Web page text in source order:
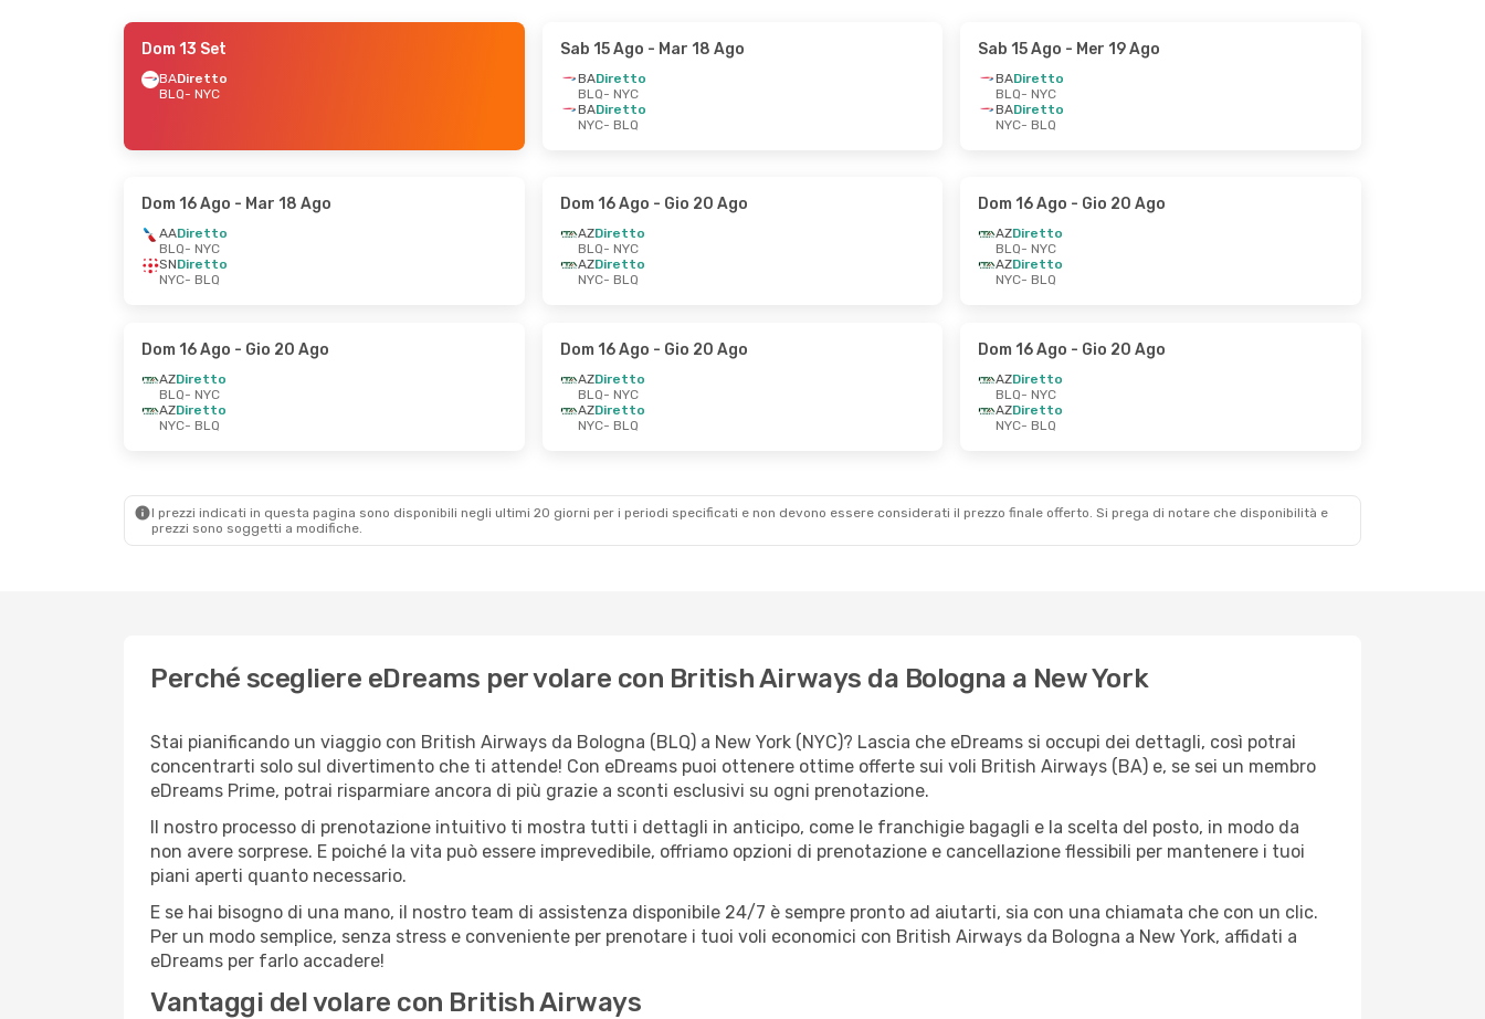
Dom 13 Set
BADiretto
BLQ- NYC
Sab 15 Ago - Mar 18 Ago
BADiretto
BLQ- NYC
BADiretto
NYC- BLQ
Sab 15 Ago - Mer 19 Ago
BADiretto
BLQ- NYC
BADiretto
NYC- BLQ
Dom 16 Ago - Mar 18 Ago
AADiretto
BLQ- NYC
SNDiretto
NYC- BLQ
Dom 16 Ago - Gio 20 Ago
AZDiretto
BLQ- NYC
AZDiretto
NYC- BLQ
Dom 16 Ago - Gio 20 Ago
AZDiretto
BLQ- NYC
AZDiretto
NYC- BLQ
Dom 16 Ago - Gio 20 Ago
AZDiretto
BLQ- NYC
AZDiretto
NYC- BLQ
Dom 16 Ago - Gio 20 Ago
AZDiretto
BLQ- NYC
AZDiretto
NYC- BLQ
Dom 16 Ago - Gio 20 Ago
AZDiretto
BLQ- NYC
AZDiretto
NYC- BLQ
I prezzi indicati in questa pagina sono disponibili negli ultimi 20 giorni per i periodi specificati e non devono essere considerati il ​​prezzo finale offerto. Si prega di notare che disponibilità e
prezzi sono soggetti a modifiche.
Perché scegliere eDreams per volare con British Airways da Bologna a New York
Stai pianificando un viaggio con British Airways da Bologna (BLQ) a New York (NYC)? Lascia che eDreams si occupi dei dettagli, così potrai
concentrarti solo sul divertimento che ti attende! Con eDreams puoi ottenere ottime offerte sui voli British Airways (BA) e, se sei un membro
eDreams Prime, potrai risparmiare ancora di più grazie a sconti esclusivi su ogni prenotazione.
Il nostro processo di prenotazione intuitivo ti mostra tutti i dettagli in anticipo, come le franchigie bagagli e la scelta del posto, in modo da
non avere sorprese. E poiché la vita può essere imprevedibile, offriamo opzioni di prenotazione e cancellazione flessibili per mantenere i tuoi
piani aperti quanto necessario.
E se hai bisogno di una mano, il nostro team di assistenza disponibile 24/7 è sempre pronto ad aiutarti, sia con una chiamata che con un clic.
Per un modo semplice, senza stress e conveniente per prenotare i tuoi voli economici con British Airways da Bologna a New York, affidati a
eDreams per farlo accadere!
Vantaggi del volare con British Airways